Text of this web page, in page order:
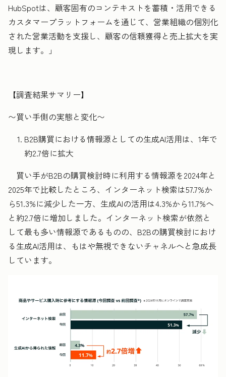
HubSpotは、顧客固有のコンテキストを蓄積・活用できる
カスタマープラットフォームを通じて、営業組織の個別化
された営業活動を支援し、顧客の信頼獲得と売上拡大を実
現します。」
【調査結果サマリー】
〜買い手側の実態と変化〜
B2B購買における情報源としての生成AI活用は、1年で
約2.7倍に拡大
買い手がB2Bの購買検討時に利用する情報源を2024年と
2025年で比較したところ、インターネット検索は57.7%か
ら51.3%に減少した一方、生成AIの活用は4.3%から11.7%へ
と約2.7倍に増加しました。インターネット検索が依然と
して最も多い情報源であるものの、B2Bの購買検討におけ
る生成AI活用は、もはや無視できないチャネルへと急成長
しています。